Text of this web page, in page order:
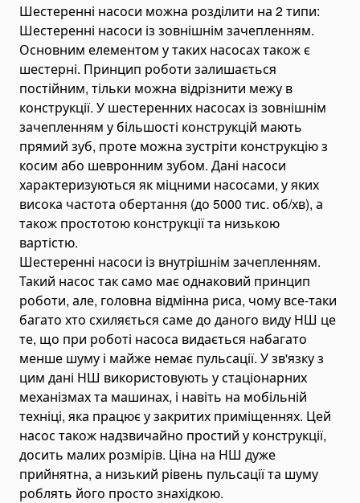
Шестеренні насоси можна розділити на 2 типи:
Шестеренні насоси із зовнішнім зачепленням.
Основним елементом у таких насосах також є
шестерні. Принцип роботи залишається
постійним, тільки можна відрізнити межу в
конструкції. У шестеренних насосах із зовнішнім
зачепленням у більшості конструкцій мають
прямий зуб, проте можна зустріти конструкцію з
косим або шевронним зубом. Дані насоси
характеризуються як міцними насосами, у яких
висока частота обертання (до 5000 тис. об/хв), а
також простотою конструкції та низькою
вартістю.
Шестеренні насоси із внутрішнім зачепленням.
Такий насос так само має однаковий принцип
роботи, але, головна відмінна риса, чому все-таки
багато хто схиляється саме до даного виду НШ це
те, що при роботі насоса видається набагато
менше шуму і майже немає пульсації. У зв'язку з
цим дані НШ використовують у стаціонарних
механізмах та машинах, і навіть на мобільній
техніці, яка працює у закритих приміщеннях. Цей
насос також надзвичайно простий у конструкції,
досить малих розмірів. Ціна на НШ дуже
прийнятна, а низький рівень пульсації та шуму
роблять його просто знахідкою.